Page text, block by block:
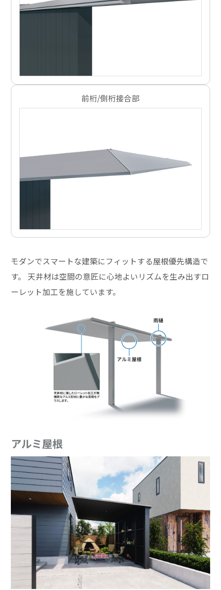
前桁/側桁接合部
モダンでスマートな建築にフィットする屋根優先構造で
す。 天井材は空間の意匠に心地よいリズムを生み出すロ
ーレット加工を施しています。
アルミ屋根